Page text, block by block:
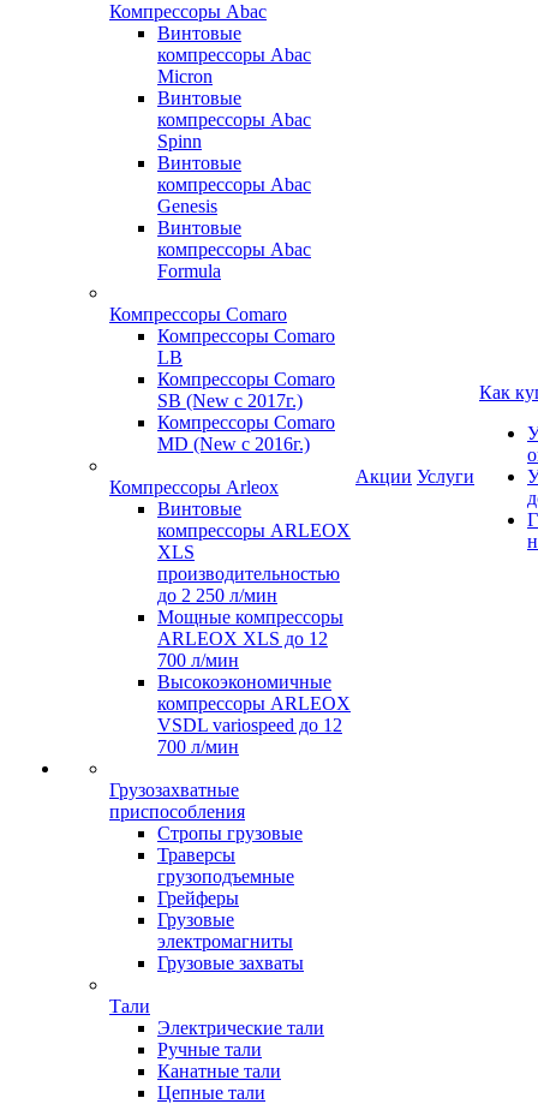
Компрессоры Abac
Винтовые
компрессоры Abac
Micron
Винтовые
компрессоры Abac
Spinn
Винтовые
компрессоры Abac
Genesis
Винтовые
компрессоры Abac
Formula
Компрессоры Comaro
Компрессоры Comaro
LB
Компрессоры Comaro
SB (New с 2017г.)
Компрессоры Comaro
MD (New с 2016г.)
Компрессоры Arleox
Винтовые
компрессоры ARLEOX
XLS
производительностью
до 2 250 л/мин
Мощные компрессоры
ARLEOX XLS до 12
700 л/мин
Высокоэкономичные
компрессоры ARLEOX
VSDL variospeed до 12
700 л/мин
Грузозахватные
приспособления
Стропы грузовые
Траверсы
грузоподъемные
Грейферы
Грузовые
электромагниты
Грузовые захваты
Тали
Электрические тали
Ручные тали
Канатные тали
Цепные тали
Акции Услуги
Как